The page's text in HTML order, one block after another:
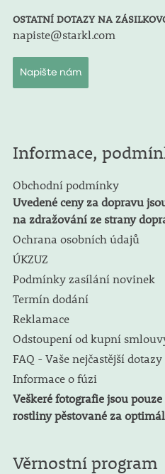
OSTATNÍ DOTAZY NA
napiste@starkl.com
Napište nám
Informace,
Obchodní podmínky
Uvedené ceny za dopravu
na zdražování ze strany
Ochrana osobních údajů
ÚKZUZ
Podmínky zasílání novinek
Termín dodání
Reklamace
Odstoupení od kupní
FAQ - Vaše nejčastější dotazy
Informace o fúzi
Veškeré fotografie jsou
rostliny pěstované za
Věrnostní program